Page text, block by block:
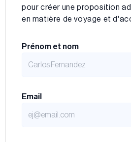
pour créer une proposition
en matière de voyage et
Prénom et nom
Email